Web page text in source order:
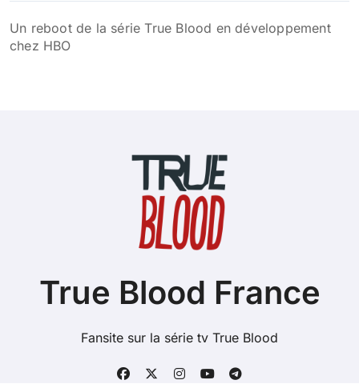
Un reboot de la série True Blood en développement
chez HBO
True Blood France
Fansite sur la série tv True Blood